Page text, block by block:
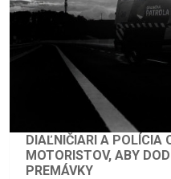
DIAĽNIČIARI A POLÍCIA
MOTORISTOV, ABY
PREMÁVKY